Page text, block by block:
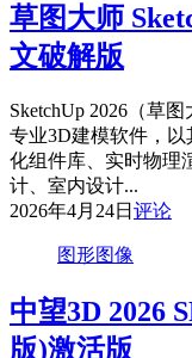
草图大师
文破解版
SketchUp 2026（草
专业3D建模软件，以
化组件库、实时物理
计、室内设计...
2026年4月24日 评论
图形图像
中望3D 2026
版)激活版